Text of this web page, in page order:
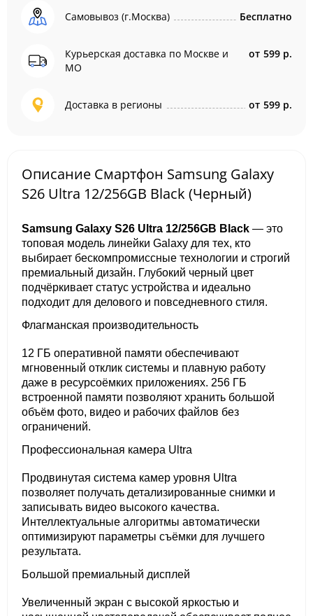
Самовывоз (г.Москва) Бесплатно
Курьерская доставка по Москве и
МО
от 599 р.
Доставка в регионы от 599 р.
Описание Смартфон Samsung Galaxy
S26 Ultra 12/256GB Black (Черный)
Samsung Galaxy S26 Ultra 12/256GB Black — это
топовая модель линейки Galaxy для тех, кто
выбирает бескомпромиссные технологии и строгий
премиальный дизайн. Глубокий черный цвет
подчёркивает статус устройства и идеально
подходит для делового и повседневного стиля.
Флагманская производительность
12 ГБ оперативной памяти обеспечивают
мгновенный отклик системы и плавную работу
даже в ресурсоёмких приложениях. 256 ГБ
встроенной памяти позволяют хранить большой
объём фото, видео и рабочих файлов без
ограничений.
Профессиональная камера Ultra
Продвинутая система камер уровня Ultra
позволяет получать детализированные снимки и
записывать видео высокого качества.
Интеллектуальные алгоритмы автоматически
оптимизируют параметры съёмки для лучшего
результата.
Большой премиальный дисплей
Увеличенный экран с высокой яркостью и